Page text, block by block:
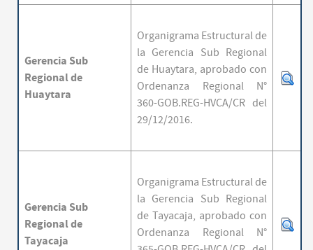
Gerencia Sub
Regionalde
Huaytara
Organigrama Estructural de
la Gerencia Sub Regional
de Huaytara, aprobado con
Ordenanza Regional N°
360-GOB.REG-HVCA/CR del
29/12/2016.
Gerencia Sub
Regionalde
Tayacaja
Organigrama Estructural de
la Gerencia Sub Regional
de Tayacaja, aprobado con
Ordenanza Regional N°